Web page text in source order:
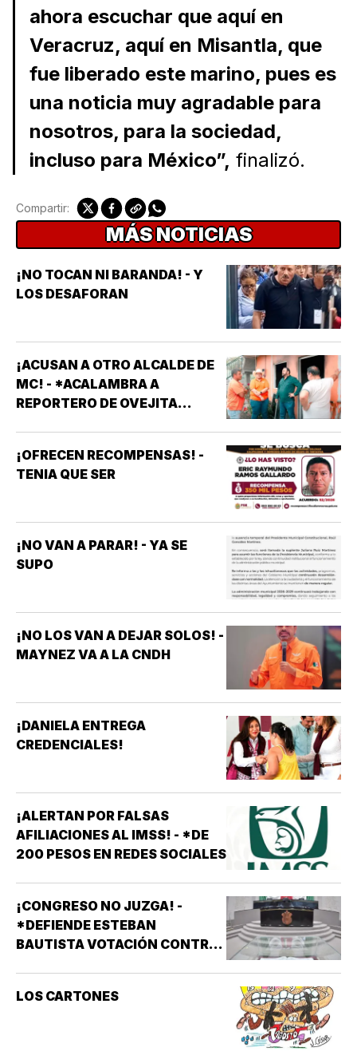
ahora escuchar que aquí en
Veracruz, aquí en Misantla, que
fue liberado este marino, pues es
una noticia muy agradable para
nosotros, para la sociedad,
incluso para México”, finalizó.
Compartir:
MÁS NOTICIAS
¡NO TOCAN NI BARANDA! - Y
LOS DESAFORAN
¡ACUSAN A OTRO ALCALDE DE
MC! - *ACALAMBRA A
REPORTERO DE OVEJITA
¡OFRECEN RECOMPENSAS! -
TENIA QUE SER
¡NO VAN A PARAR! - YA SE
SUPO
¡NO LOS VAN A DEJAR SOLOS! -
MAYNEZ VA A LA CNDH
¡DANIELA ENTREGA
CREDENCIALES!
¡ALERTAN POR FALSAS
AFILIACIONES AL IMSS! - *DE
200 PESOS EN REDES SOCIALES
¡CONGRESO NO JUZGA! -
*DEFIENDE ESTEBAN
BAUTISTA VOTACIÓN CONTRA
LOS CARTONES